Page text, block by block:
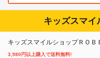
キッズスマイ
キッズスマイルショップＲＯＢ
3,980円以上購入で送料無料!
支払い方法
送料無料